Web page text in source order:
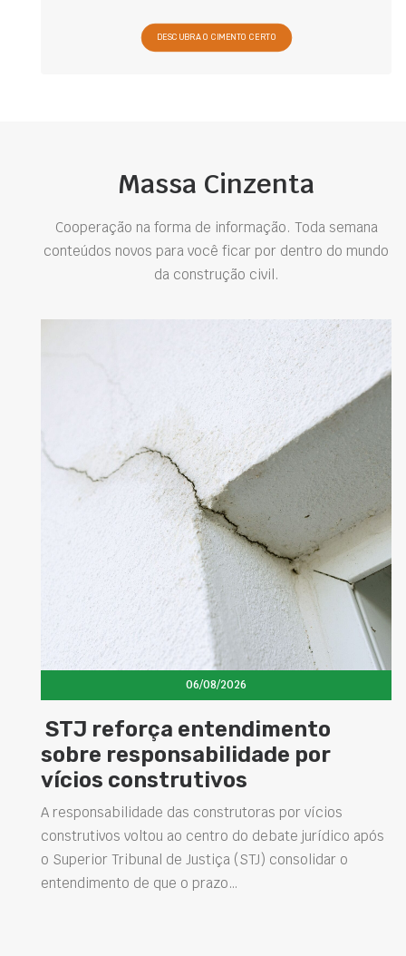
DESCUBRA O CIMENTO CERTO
Massa Cinzenta
Cooperação na forma de informação. Toda semana
conteúdos novos para você ficar por dentro do mundo
da construção civil.
06/08/2026
Concretos aditivados e especiais
elevam desempenho das
estruturas e impulsionam novas
soluções na construção civil
Projetar estruturas mais duráveis, reduzir
intervenções de manutenção e melhorar o
desempenho das obras são desafios cada vez mais